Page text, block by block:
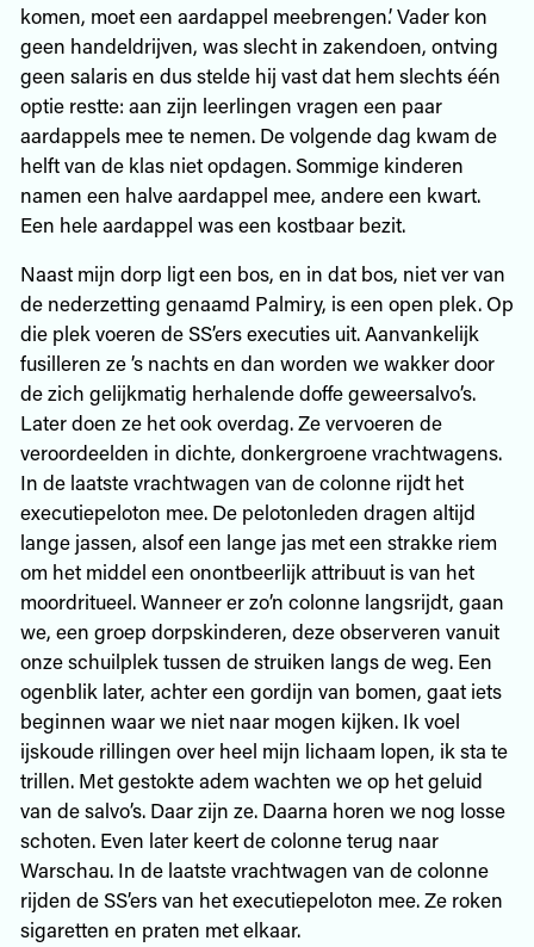
komen, moet een aardappel meebrengen.’ Vader kon
geen handeldrijven, was slecht in zakendoen, ontving
geen salaris en dus stelde hij vast dat hem slechts één
optie restte: aan zijn leerlingen vragen een paar
aardappels mee te nemen. De volgende dag kwam de
helft van de klas niet opdagen. Sommige kinderen
namen een halve aardappel mee, andere een kwart.
Een hele aardappel was een kostbaar bezit.
Naast mijn dorp ligt een bos, en in dat bos, niet ver van
de nederzetting genaamd Palmiry, is een open plek. Op
die plek voeren de SS’ers executies uit. Aanvankelijk
fusilleren ze ’s nachts en dan worden we wakker door
de zich gelijkmatig herhalende doffe geweersalvo’s.
Later doen ze het ook overdag. Ze vervoeren de
veroordeelden in dichte, donkergroene vrachtwagens.
In de laatste vrachtwagen van de colonne rijdt het
executiepeloton mee. De pelotonleden dragen altijd
lange jassen, alsof een lange jas met een strakke riem
om het middel een onontbeerlijk attribuut is van het
moordritueel. Wanneer er zo’n colonne langsrijdt, gaan
we, een groep dorpskinderen, deze observeren vanuit
onze schuilplek tussen de struiken langs de weg. Een
ogenblik later, achter een gordijn van bomen, gaat iets
beginnen waar we niet naar mogen kijken. Ik voel
ijskoude rillingen over heel mijn lichaam lopen, ik sta te
trillen. Met gestokte adem wachten we op het geluid
van de salvo’s. Daar zijn ze. Daarna horen we nog losse
schoten. Even later keert de colonne terug naar
Warschau. In de laatste vrachtwagen van de colonne
rijden de SS’ers van het executiepeloton mee. Ze roken
sigaretten en praten met elkaar.